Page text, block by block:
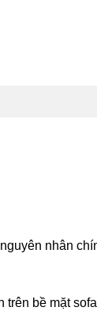
nhân
trên bề mặt